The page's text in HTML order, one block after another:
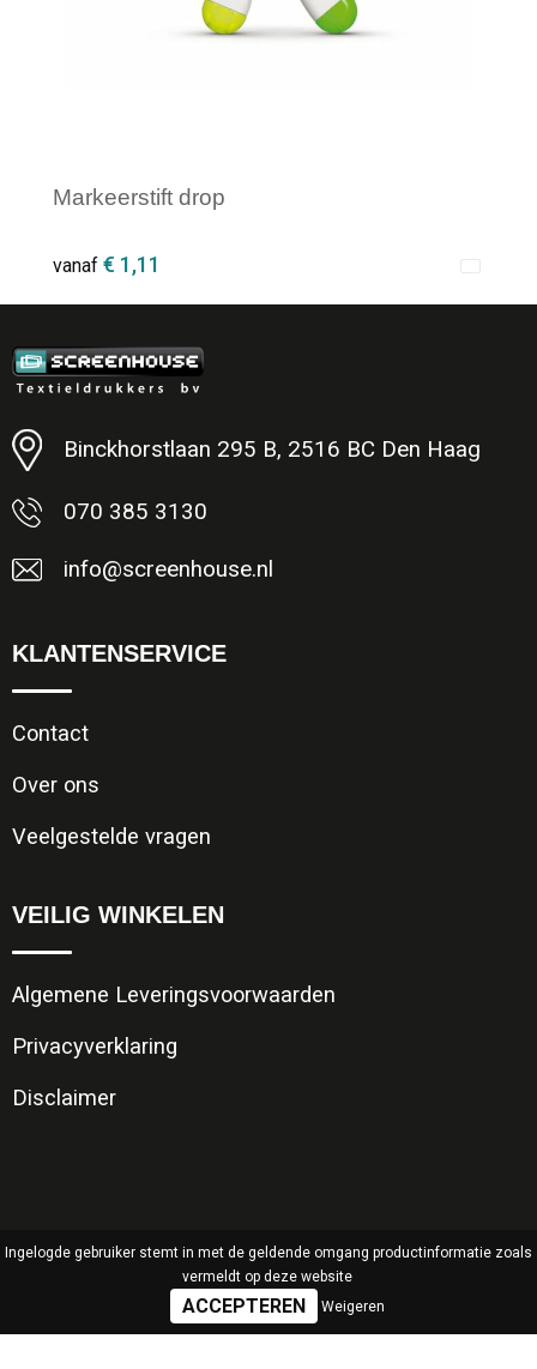
Markeerstift drop
vanaf € 1,11
Minimale afname: 1
Binckhorstlaan 295 B, 2516 BC Den Haag
070 385 3130
info@screenhouse.nl
KLANTENSERVICE
Contact
Over ons
Veelgestelde vragen
VEILIG WINKELEN
Algemene Leveringsvoorwaarden
Privacyverklaring
Disclaimer
Ingelogde gebruiker stemt in met de geldende omgang productinformatie zoals
vermeldt op deze website
Weigeren